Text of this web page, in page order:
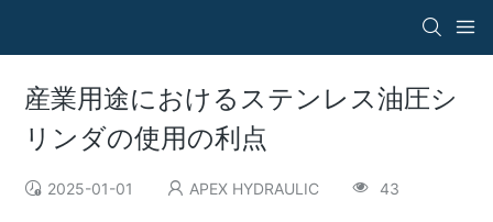
産業用途におけるステンレス油圧シ
リンダの使用の利点
2025-01-01 APEX HYDRAULIC 43